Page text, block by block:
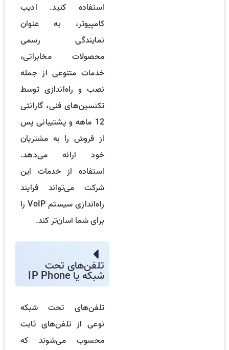
استفاده کنید. ادیب
کامپیوتر، به عنوان
نمایندگی رسمی
محصولات مخابراتی،
خدمات متنوعی از جمله
نصب و راه‌اندازی توسط
تکنسین‌های فنی، گارانتی
12 ماهه و پشتیبانی پس
از فروش را به مشتریان
خود ارائه می‌دهد.
استفاده از خدمات این
شرکت می‌تواند فرایند
راه‌اندازی سیستم VoIP را
برای شما آسان‌تر کند.
تلفن‌های تحت
شبکه یا IP Phone
تلفن‌های تحت شبکه
نوعی از تلفن‌های ثابت
محسوب می‌شوند که